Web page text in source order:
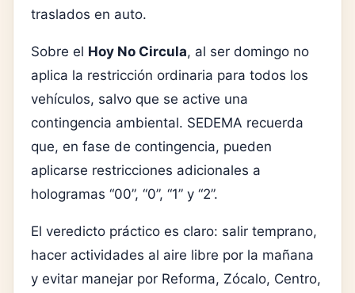
traslados en auto.
Sobre el Hoy No Circula, al ser domingo no
aplica la restricción ordinaria para todos los
vehículos, salvo que se active una
contingencia ambiental. SEDEMA recuerda
que, en fase de contingencia, pueden
aplicarse restricciones adicionales a
hologramas “00”, “0”, “1” y “2”.
El veredicto práctico es claro: salir temprano,
hacer actividades al aire libre por la mañana
y evitar manejar por Reforma, Zócalo, Centro,